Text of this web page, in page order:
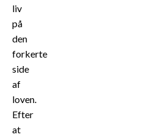
liv
på
den
forkerte
side
af
loven.
Efter
at